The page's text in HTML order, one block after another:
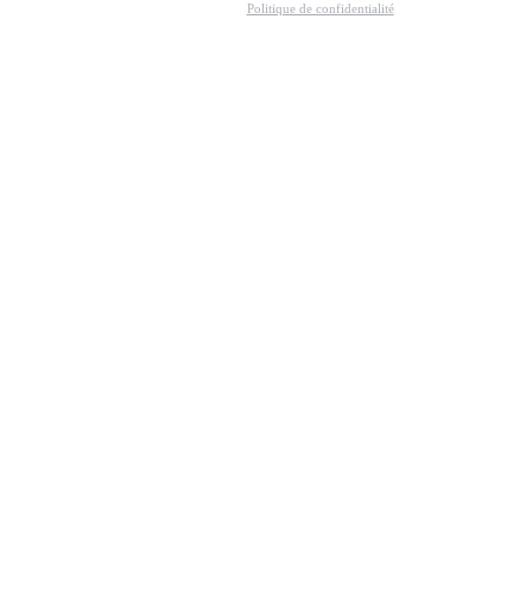
Politique de confidentialité